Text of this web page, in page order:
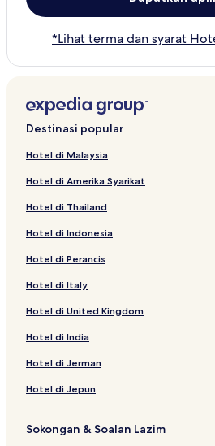
*Lihat terma dan syarat
Destinasi popular
Hotel di Malaysia
Hotel di Amerika Syarikat
Hotel di Thailand
Hotel di Indonesia
Hotel di Perancis
Hotel di Italy
Hotel di United Kingdom
Hotel di India
Hotel di Jerman
Hotel di Jepun
Sokongan & Soalan Lazim